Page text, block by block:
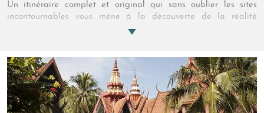
Un itinéraire complet et original qui sans oublier les sites
incontournables vous mène à la découverte de la réalité
rajpoute, des villages du désert de Thar et des populations
époque ou l'art de vivre et le raffinement des princes étaient à
leur paroxisme. Empruntez le temps d'un voyage la machine à
remonter le temps !